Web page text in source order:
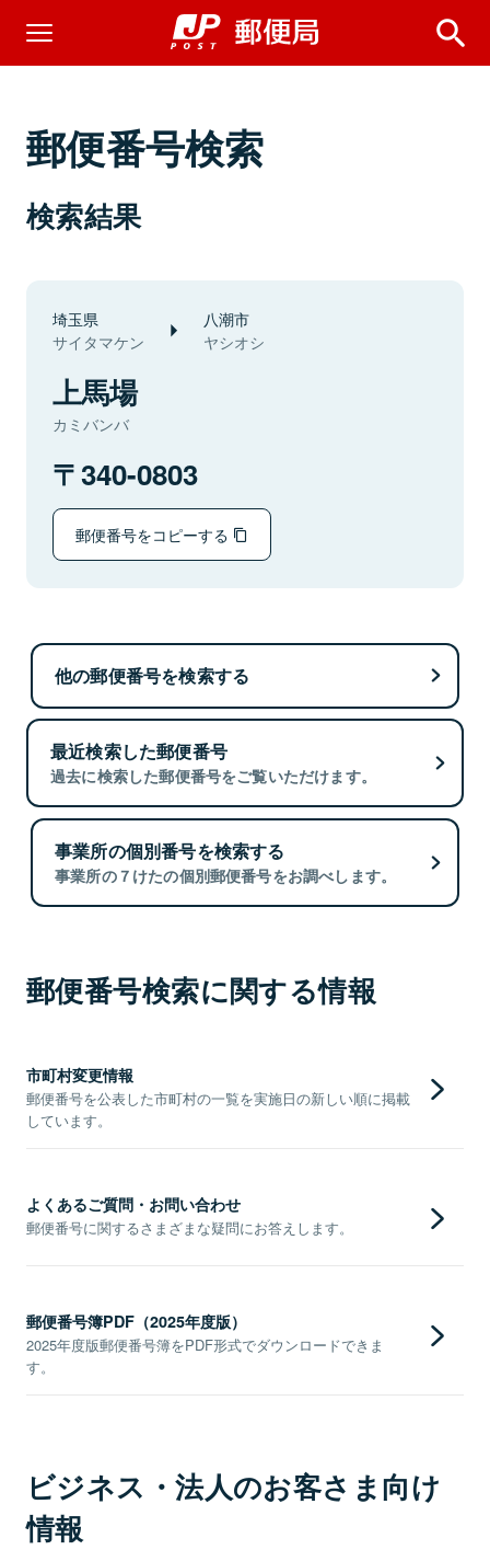
郵便番号検索
検索結果
埼玉県
サイタマケン
八潮市
ヤシオシ
上馬場
カミバンバ
340-0803
郵便番号をコピーする
他の郵便番号を検索する
最近検索した郵便番号
過去に検索した郵便番号をご覧いただけます。
事業所の個別番号を検索する
事業所の７けたの個別郵便番号をお調べします。
郵便番号検索に関する情報
市町村変更情報
郵便番号を公表した市町村の一覧を実施日の新しい順に掲載
しています。
よくあるご質問・お問い合わせ
郵便番号に関するさまざまな疑問にお答えします。
郵便番号簿PDF（2025年度版）
2025年度版郵便番号簿をPDF形式でダウンロードできま
す。
ビジネス・法人のお客さま向け
情報